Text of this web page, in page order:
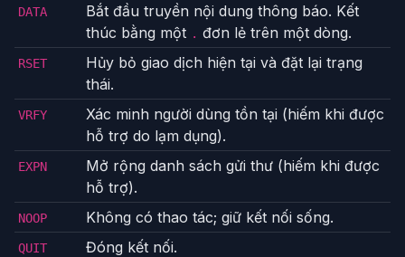
DATA
Bắt đầu truyền nội dung thông báo. Kết
thúc bằng một . đơn lẻ trên một dòng.
RSET
Hủy bỏ giao dịch hiện tại và đặt lại trạng
thái.
VRFY
Xác minh người dùng tồn tại (hiếm khi được
hỗ trợ do lạm dụng).
EXPN
Mở rộng danh sách gửi thư (hiếm khi được
hỗ trợ).
NOOP Không có thao tác; giữ kết nối sống.
QUIT Đóng kết nối.